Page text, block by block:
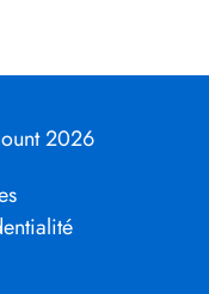
2026